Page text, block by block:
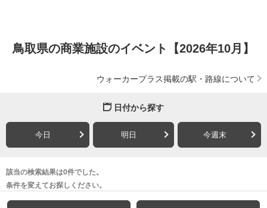
鳥取県の商業施設のイベント【2026年10月】
ウォーカープラス掲載の駅・路線について
日付から探す
今日 明日 今週末
該当の検索結果は0件でした。
条件を変えてお探しください。